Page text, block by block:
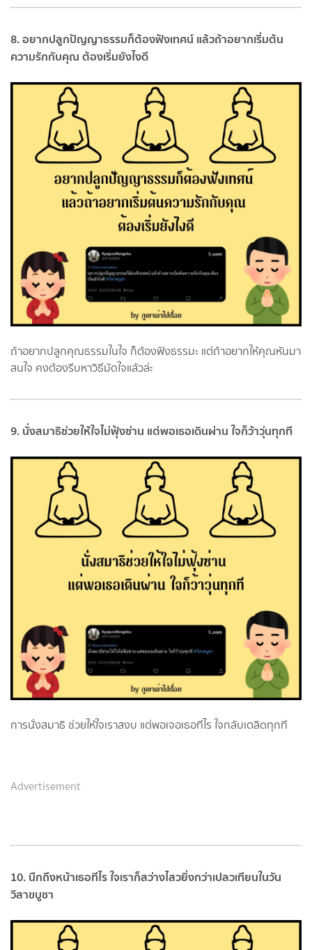
8. อยากปลูกปัญญาธรรมก็ต้องฟังเทศน์ แล้วถ้าอยากเริ่มต้น
ความรักกับคุณ ต้องเริ่มยังไงดี
ถ้าอยากปลูกคุณธรรมในใจ ก็ต้องฟังธรรมะ แต่ถ้าอยากให้คุณหันมา
สนใจ คงต้องรีบหาวิธีมัดใจแล้วล่ะ
9. นั่งสมาธิช่วยให้ใจไม่ฟุ้งซ่าน แต่พอเธอเดินผ่าน ใจก็ว้าวุ่นทุกที
การนั่งสมาธิ ช่วยให้ใจเราสงบ แต่พอเจอเธอทีไร ใจกลับเตลิดทุกที
Advertisement
10. นึกถึงหน้าเธอทีไร ใจเราก็สว่างไสวยิ่งกว่าเปลวเทียนในวัน
วิสาขบูชา